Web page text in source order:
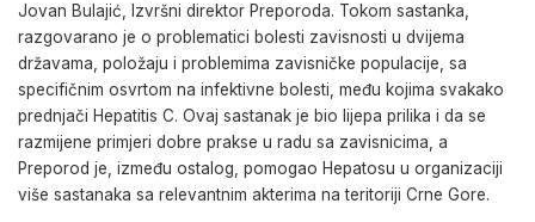
Jovan Bulajić, Izvršni direktor Preporoda. Tokom sastanka,
razgovarano je o problematici bolesti zavisnosti u dvijema
državama, položaju i problemima zavisničke populacije, sa
specifičnim osvrtom na infektivne bolesti, među kojima svakako
prednjači Hepatitis C. Ovaj sastanak je bio lijepa prilika i da se
razmijene primjeri dobre prakse u radu sa zavisnicima, a
Preporod je, između ostalog, pomogao Hepatosu u organizaciji
više sastanaka sa relevantnim akterima na teritoriji Crne Gore.